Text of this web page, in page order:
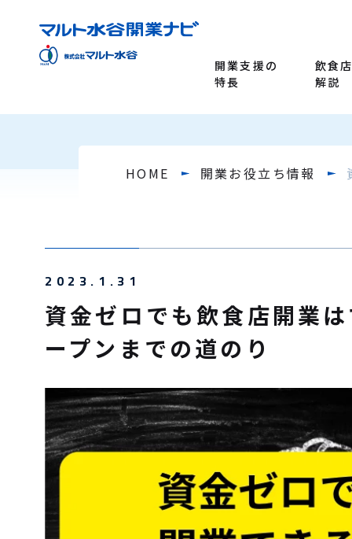
開業支援の
特長
飲食
解説
HOME 開業お役立ち情報
2023.1.31
資金ゼロでも飲食店開業
ープンまでの道のり